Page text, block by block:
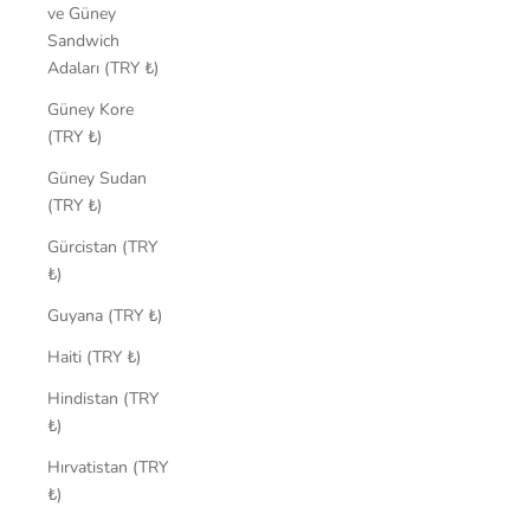
ve Güney
Sandwich
Adaları (TRY ₺)
Güney Kore
(TRY ₺)
Güney Sudan
(TRY ₺)
Gürcistan (TRY
₺)
Guyana (TRY ₺)
Haiti (TRY ₺)
Hindistan (TRY
₺)
Hırvatistan (TRY
₺)